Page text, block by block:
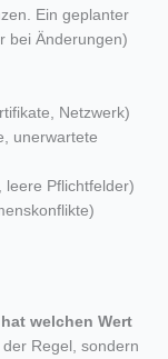
Ein geplanter
bei Änderungen)
Netzwerk)
unerwartete
leere Pflichtfelder)
welchen Wert
Regel, sondern